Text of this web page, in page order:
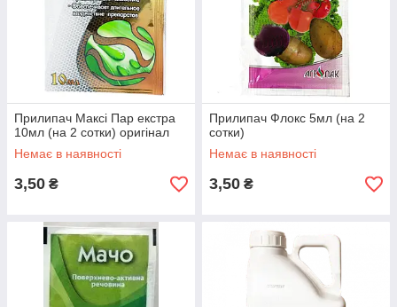
Прилипач Максі Пар екстра
10мл (на 2 сотки) оригінал
Немає в наявності
3,50 ₴
Прилипач Флокс 5мл (на 2
сотки)
Немає в наявності
3,50 ₴